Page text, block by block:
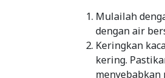
Mulailah
dengan air
Keringkan
kering.